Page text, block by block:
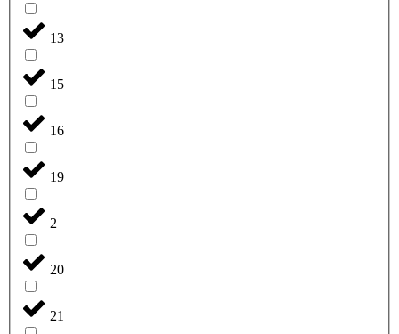
13
15
16
19
2
20
21